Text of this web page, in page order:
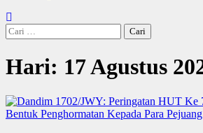
Cari
untuk:
Hari: 17 Agustus